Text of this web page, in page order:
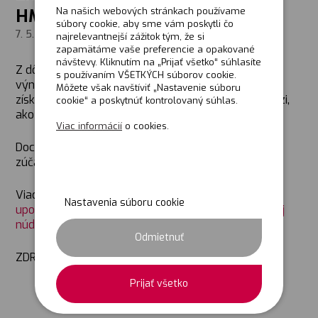
Na našich webových stránkach používame
súbory cookie, aby sme vám poskytli čo
najrelevantnejší zážitok tým, že si
zapamätáme vaše preferencie a opakované
návštevy. Kliknutím na „Prijať všetko“ súhlasíte
s používaním VŠETKÝCH súborov cookie.
Môžete však navštíviť „Nastavenie súboru
cookie“ a poskytnúť kontrolovaný súhlas.
Viac informácií o cookies.
Nastavenia súboru cookie
Odmietnuť
Prijať všetko
HMOTNEJ NÚDZI
7. 5. 2021
Z dôvodu pandemických opatrení vláda ustanovila
výnimku z povinnosti zúčastnenia sa na činnosti pre
získanie nároku na plnú výšku dávky v hmotnej núdzi,
ako aj aktivačný príspevok.
Dochádza však k zmenám výnimiek a povinnosti
zúčastňovať sa na činnosti. K akým zmenám dôjde?
Viac sa o zmenách dozviete v článku:
upozorňuje na zmeny pri poberaní pomoci v hmotnej
núdzi
ZDROJ: aktuality.sk